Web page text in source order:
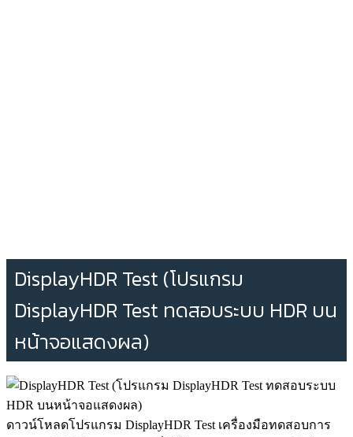
DisplayHDR Test (โปรแกรม
DisplayHDR Test ทดสอบระบบ HDR บน
หน้าจอแสดงผล)
ดาวน์โหลดโปรแกรม DisplayHDR Test เครื่องมือทดสอบการ